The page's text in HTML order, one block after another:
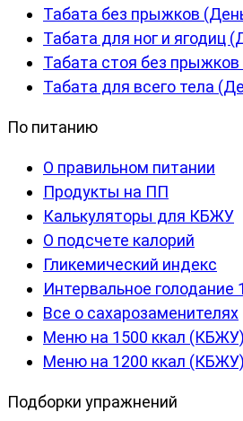
Табата без прыжков
Табата для ног и ягодиц
Табата стоя без
Табата для всего тела
По питанию
О правильном питании
Продукты на ПП
Калькуляторы для КБЖУ
О подсчете калорий
Гликемический индекс
Интервальное голодание
Все о сахарозаменителях
Меню на 1500 ккал (КБЖУ)
Меню на 1200 ккал (КБЖУ)
Подборки упражнений